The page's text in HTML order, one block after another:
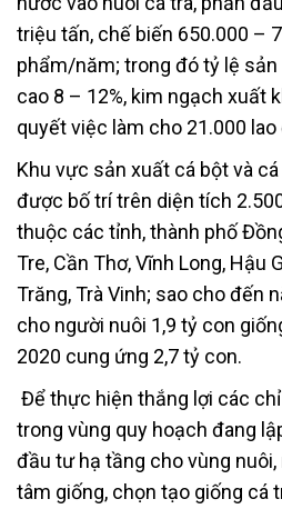
triệu tấn, chế biến 650.000 –
phẩm/năm; trong đó tỷ lệ
cao 8 – 12%, kim ngạch xuất
quyết việc làm cho 21.000 lao
Khu vực sản xuất cá bột và
được bố trí trên diện tích
thuộc các tỉnh, thành phố
Tre, Cần Thơ, Vĩnh Long, Hậu
Trăng, Trà Vinh; sao cho đến
cho người nuôi 1,9 tỷ con
2020 cung ứng 2,7 tỷ con.
Để thực hiện thắng lợi các
trong vùng quy hoạch đang
đầu tư hạ tầng cho vùng
tâm giống, chọn tạo giống cá